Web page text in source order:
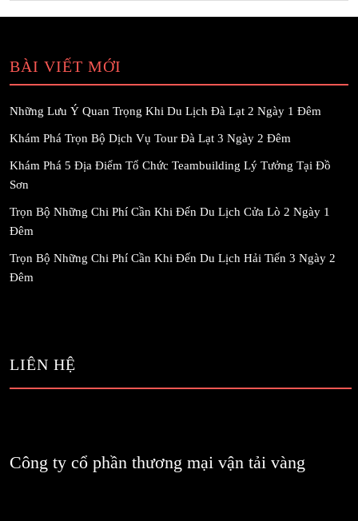
BÀI VIẾT MỚI
Những Lưu Ý Quan Trọng Khi Du Lịch Đà Lạt 2 Ngày 1 Đêm
Khám Phá Trọn Bộ Dịch Vụ Tour Đà Lạt 3 Ngày 2 Đêm
Khám Phá 5 Địa Điểm Tổ Chức Teambuilding Lý Tưởng Tại Đồ
Sơn
Trọn Bộ Những Chi Phí Cần Khi Đến Du Lịch Cửa Lò 2 Ngày 1
Đêm
Trọn Bộ Những Chi Phí Cần Khi Đến Du Lịch Hải Tiến 3 Ngày 2
Đêm
LIÊN HỆ
Công ty cổ phần thương mại vận tải vàng